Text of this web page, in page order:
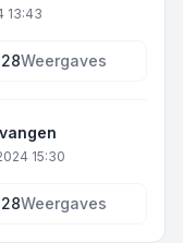
13:43
Weergaves
15:30
Weergaves